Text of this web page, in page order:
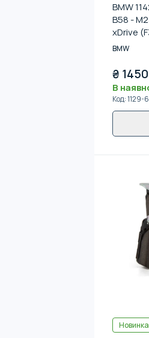
BMW
B58 -
xDrive
BMW
₴
В
Код:1129-
Новинка